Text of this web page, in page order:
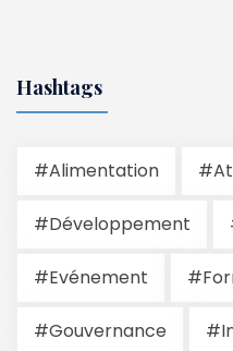
Hashtags
#Alimentation
#Développement
#Evénement
#Gouvernance